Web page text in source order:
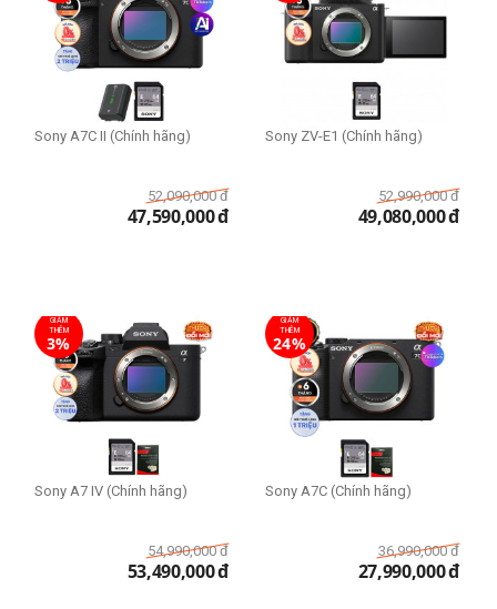
Sony A7C II (Chính hãng)
52,090,000 đ
47,590,000đ
Sony ZV-E1 (Chính hãng)
52,990,000 đ
49,080,000đ
GIẢM
THÊM
3%
Sony A7 IV (Chính hãng)
54,990,000 đ
53,490,000đ
GIẢM
THÊM
24%
Sony A7C (Chính hãng)
36,990,000 đ
27,990,000đ